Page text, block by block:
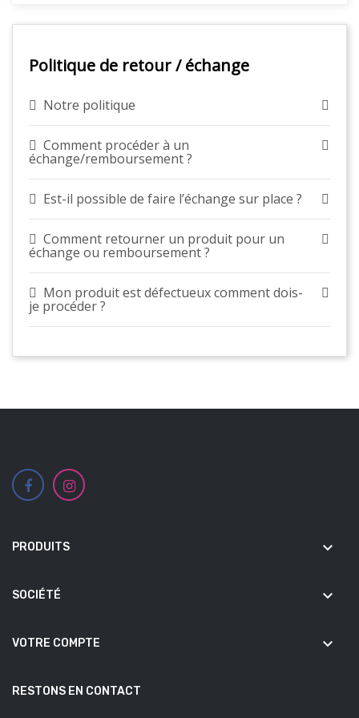
Politique de retour / échange
Notre politique
Comment procéder à un
échange/remboursement ?
Est-il possible de faire l’échange sur place ?
Comment retourner un produit pour un
échange ou remboursement ?
Mon produit est défectueux comment dois-
je procéder ?
PRODUITS keyboard_arrow_down
SOCIÉTÉ keyboard_arrow_down
VOTRE COMPTE keyboard_arrow_down
RESTONS EN CONTACT